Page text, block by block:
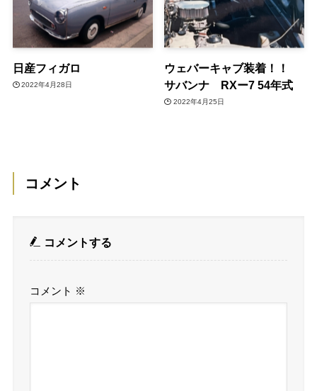
日産フィガロ
2022年4月28日
ウェバーキャブ装着！！
サバンナ RXー7 54年式
2022年4月25日
コメント
コメントする
コメント ※